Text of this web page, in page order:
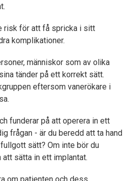
risk för att få spricka i sitt
komplikationer.
människor som av olika
tänder på ett korrekt sätt.
eftersom vanerökare i
funderar på att operera in ett
frågan - är du beredd att ta hand
sätt? Om inte bör du
sätta in ett implantat.
om patienten och dess